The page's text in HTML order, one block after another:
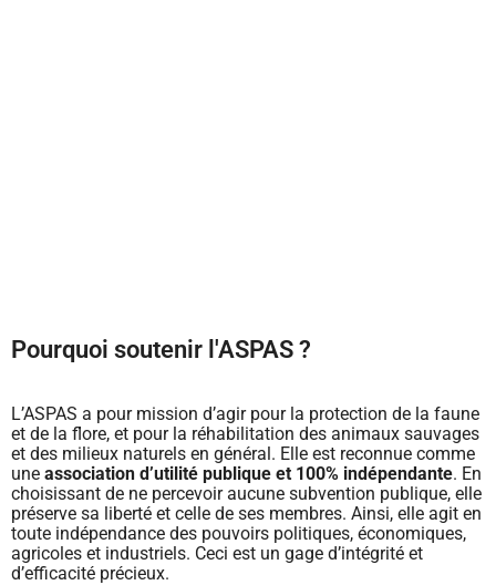
Pourquoi soutenir l'ASPAS ?
L’ASPAS a pour mission d’agir pour la protection de la faune
et de la flore, et pour la réhabilitation des animaux sauvages
et des milieux naturels en général. Elle est reconnue comme
une association d’utilité publique et 100% indépendante. En
choisissant de ne percevoir aucune subvention publique, elle
préserve sa liberté et celle de ses membres. Ainsi, elle agit en
toute indépendance des pouvoirs politiques, économiques,
agricoles et industriels. Ceci est un gage d’intégrité et
d’efficacité précieux.